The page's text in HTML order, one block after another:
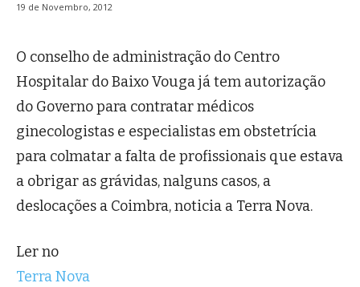
19 de Novembro, 2012
O conselho de administração do Centro
Hospitalar do Baixo Vouga já tem autorização
do Governo para contratar médicos
ginecologistas e especialistas em obstetrícia
para colmatar a falta de profissionais que estava
a obrigar as grávidas, nalguns casos, a
deslocações a Coimbra, noticia a Terra Nova.
Ler no
Terra Nova